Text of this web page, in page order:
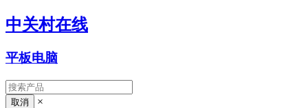
中关村在线
平板电脑
×